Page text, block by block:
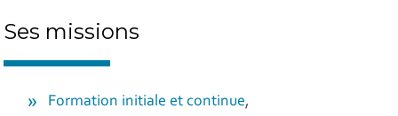
Ses missions
Formation initiale et continue,